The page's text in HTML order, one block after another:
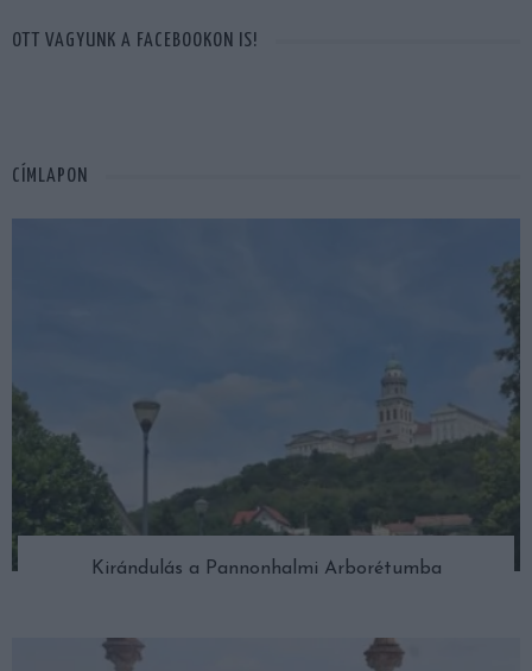
OTT VAGYUNK A FACEBOOKON IS!
CÍMLAPON
Kirándulás a Pannonhalmi Arborétumba